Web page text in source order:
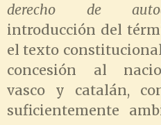
derecho de
introducción del
el texto
concesión al
vasco y catalán,
suficientemente